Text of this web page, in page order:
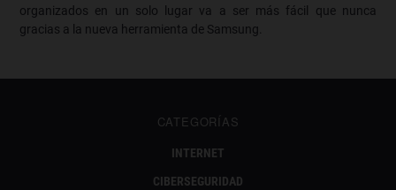
organizados en un solo lugar va a ser más fácil que nunca
gracias a la nueva herramienta de Samsung.
CATEGORÍAS
INTERNET
CIBERSEGURIDAD